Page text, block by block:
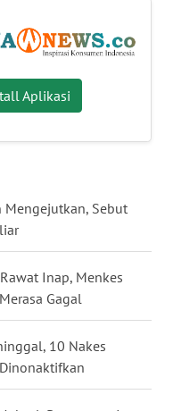
Aplikasi
Mengejutkan, Sebut
Inap, Menkes
Gagal
10 Nakes